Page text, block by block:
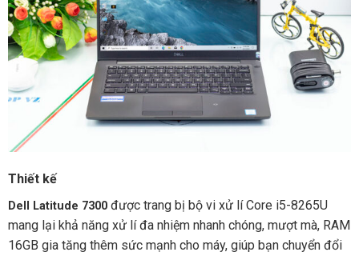
Thiết kế
Dell Latitude 7300được trang bị bộ vi xử lí Core i5-8265U
mang lại khả năng xử lí đa nhiệm nhanh chóng, mượt mà, RAM
16GB gia tăng thêm sức mạnh cho máy, giúp bạn chuyển đổi